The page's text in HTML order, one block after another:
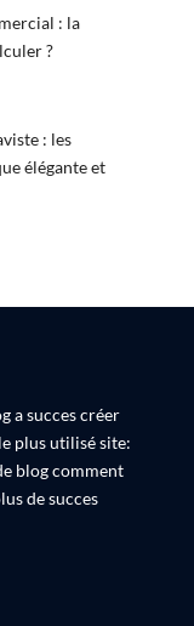
: la
?
: les
élégante et
a succes créer
plus utilisé site:
blog comment
de succes